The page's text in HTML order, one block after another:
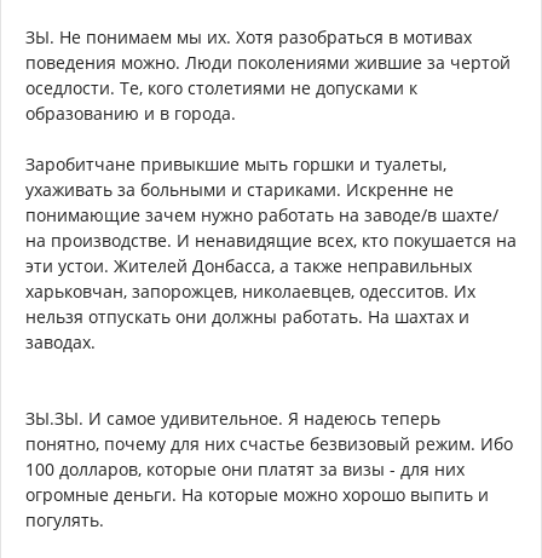
ЗЫ. Не понимаем мы их. Хотя разобраться в мотивах
поведения можно. Люди поколениями жившие за чертой
оседлости. Те, кого столетиями не допусками к
образованию и в города.
Заробитчане привыкшие мыть горшки и туалеты,
ухаживать за больными и стариками. Искренне не
понимающие зачем нужно работать на заводе/в шахте/
на производстве. И ненавидящие всех, кто покушается на
эти устои. Жителей Донбасса, а также неправильных
харьковчан, запорожцев, николаевцев, одесситов. Их
нельзя отпускать они должны работать. На шахтах и
заводах.
ЗЫ.ЗЫ. И самое удивительное. Я надеюсь теперь
понятно, почему для них счастье безвизовый режим. Ибо
100 долларов, которые они платят за визы - для них
огромные деньги. На которые можно хорошо выпить и
погулять.